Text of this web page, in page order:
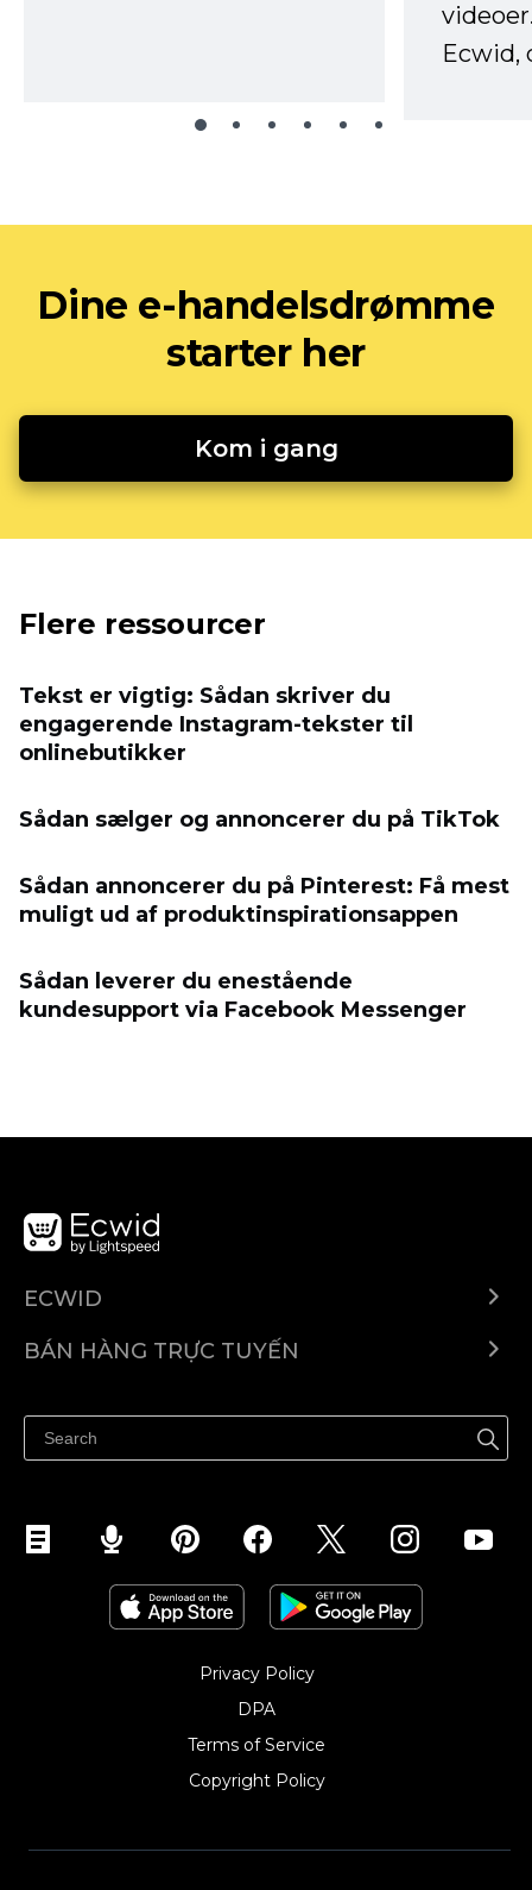
Ecwid,
Dine e-handelsdrømme
starter her
Kom i gang
Flere ressourcer
Tekst er vigtig: Sådan skriver du
engagerende Instagram-tekster til
onlinebutikker
Sådan sælger og annoncerer du på TikTok
Sådan annoncerer du på Pinterest: Få mest
muligt ud af produktinspirationsappen
Sådan leverer du enestående
kundesupport via Facebook Messenger
ECWID
Trung tâm trợ giúp
BÁN HÀNG TRỰC TUYẾN
Quảng bá ở bất cứ đâu
Kiểm soát mọi thứ
Privacy Policy
DPA
Terms of Service
Copyright Policy‎